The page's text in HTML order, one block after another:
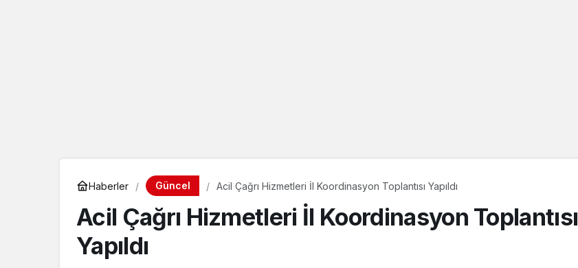
Haberler Güncel Acil Çağrı Hizmetleri İl Koordinasyon Toplantısı Yapıldı
Acil Çağrı Hizmetleri İl Koordinasyon Toplantısı
Yapıldı